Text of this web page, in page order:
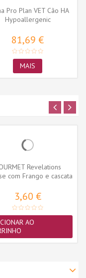
Pro Plan VET Cão HA
Hypoallergenic
81,69 €
MAIS
Revelations
com Frango e cascata
3,60 €
AO